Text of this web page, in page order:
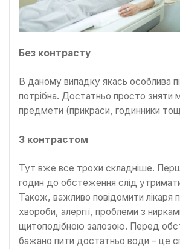
Без контрасту
В даному випадку якась особлива
потрібна. Достатньо просто зняти
предмети (прикраси, годинники
З контрастом
Тут вже все трохи складніше.
годин до обстеження слід
Також, важливо повідомити лікаря
хвороби, алергії, проблеми з
щитоподібною залозою. Перед
бажано пити достатньо води – це